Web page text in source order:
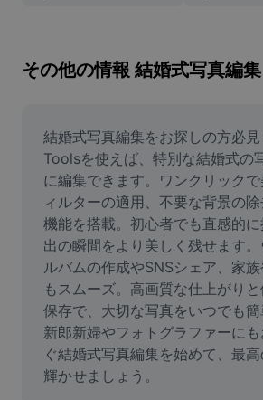
画像サイズ変更
ミームジェネレーター
AI Text Remover
AI People Remover
AI Inpainting
Face Cutout
動画
動画背景削除
その他の情報 結婚式写真編集
結婚式写真編集をお探しの方必
Toolsを使えば、特別な結婚式の
に編集できます。ワンクリック
ィルターの適用、不要な背景の
機能を搭載。初心者でも直感的
出の瞬間をより美しく残せます
ルバムの作成やSNSシェア、家
もスムーズ。高画質な仕上がり
保存で、大切な写真をいつでも
新郎新婦やフォトグラファーに
ぐ結婚式写真編集を始めて、最
輝かせましょう。